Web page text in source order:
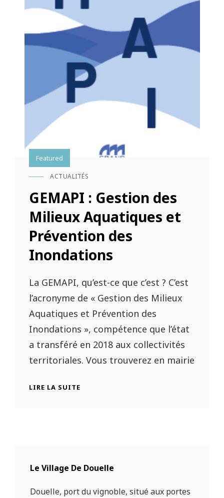
Featured
CAT
ACTUALITÉS
GEMAPI : Gestion des
Milieux Aquatiques et
Prévention des
Inondations
La GEMAPI, qu’est-ce que c’est ? C’est
l’acronyme de « Gestion des Milieux
Aquatiques et Prévention des
Inondations », compétence que l’état
a transféré en 2018 aux collectivités
territoriales. Vous trouverez en mairie
LIRE LA SUITE
DES
Le Village De Douelle
Douelle, port du vignoble, situé aux portes